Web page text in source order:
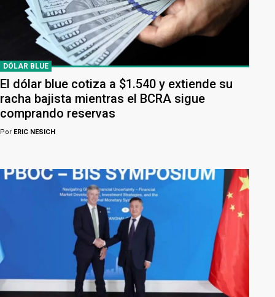
DÓLAR BLUE
El dólar blue cotiza a $1.540 y extiende su
racha bajista mientras el BCRA sigue
comprando reservas
Por ERIC NESICH